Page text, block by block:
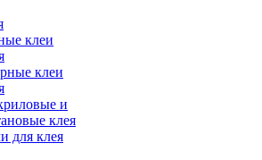
клеи
клеи
и
клея
для клея